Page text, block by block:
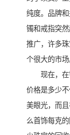
纯度。品牌
镯和戒指突
推广，许多
个很大的市场
现在，在
价格是多少
美眼光，而
么首饰每克